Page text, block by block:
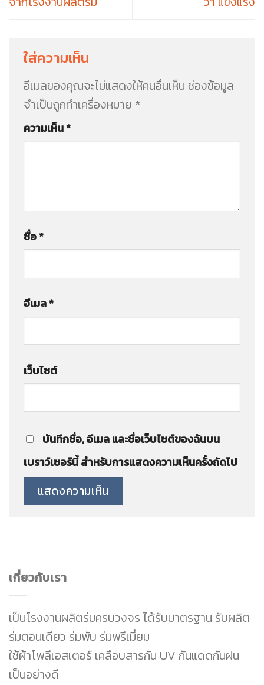
เกี่ยวกับเรา
เป็นโรงงานผลิตร่มครบวงจร ได้รับมาตรฐาน รับผลิต
ร่มตอนเดียว ร่มพับ ร่มพรีเมี่ยม
ใช้ผ้าโพลีเอสเตอร์ เคลือบสารกัน UV กันแดดกันฝน
เป็นอย่างดี
ใส่ความเห็น
อีเมลของคุณจะไม่แสดงให้คนอื่นเห็น ช่องข้อมูล
จำเป็นถูกทำเครื่องหมาย *
ความเห็น*
ชื่อ*
อีเมล*
เว็บไซต์
บันทึกชื่อ, อีเมล และชื่อเว็บไซต์ของฉันบน
เบราว์เซอร์นี้ สำหรับการแสดงความเห็นครั้งถัดไป